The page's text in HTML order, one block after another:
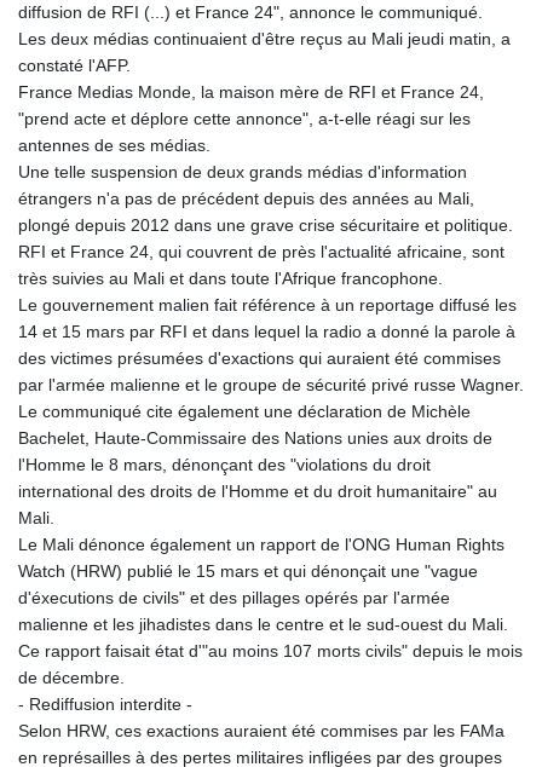
diffusion de RFI (...) et France 24", annonce le communiqué.
Les deux médias continuaient d'être reçus au Mali jeudi matin, a
constaté l'AFP.
France Medias Monde, la maison mère de RFI et France 24,
"prend acte et déplore cette annonce", a-t-elle réagi sur les
antennes de ses médias.
Une telle suspension de deux grands médias d'information
étrangers n'a pas de précédent depuis des années au Mali,
plongé depuis 2012 dans une grave crise sécuritaire et politique.
RFI et France 24, qui couvrent de près l'actualité africaine, sont
très suivies au Mali et dans toute l'Afrique francophone.
Le gouvernement malien fait référence à un reportage diffusé les
14 et 15 mars par RFI et dans lequel la radio a donné la parole à
des victimes présumées d'exactions qui auraient été commises
par l'armée malienne et le groupe de sécurité privé russe Wagner.
Le communiqué cite également une déclaration de Michèle
Bachelet, Haute-Commissaire des Nations unies aux droits de
l'Homme le 8 mars, dénonçant des "violations du droit
international des droits de l'Homme et du droit humanitaire" au
Mali.
Le Mali dénonce également un rapport de l'ONG Human Rights
Watch (HRW) publié le 15 mars et qui dénonçait une "vague
d'éxecutions de civils" et des pillages opérés par l'armée
malienne et les jihadistes dans le centre et le sud-ouest du Mali.
Ce rapport faisait état d'"au moins 107 morts civils" depuis le mois
de décembre.
- Rediffusion interdite -
Selon HRW, ces exactions auraient été commises par les FAMa
en représailles à des pertes militaires infligées par des groupes